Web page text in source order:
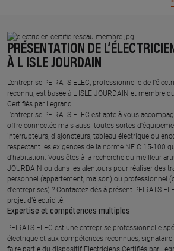
PRÉSENTATION DE
À L ISLE JOURDAIN
L’entreprise PEIRATS ELEC, professionnelle de
reconnu, est basée à L ISLE JOURDAIN et membre
Certifiés par Legrand.​
L’entreprise PEIRATS ELEC est apte à vous
offre connectée mais aussi toutes sortes
interrupteurs, disjoncteurs, tableau électrique ou
respectant les exigences de la norme NF C 15-100
d’habitation. Vous êtes à la recherche du meilleur
JOURDAIN ou dans les alentours pour réaliser des
personnel (appartement, maison) ou professionnel
d'entreprises) ? Contactez dès à présent PEIRATS
projet d’électricité.
Expertise et compétences multiples​
​PEIRATS ELEC est une entreprise professionnelle
électrique et aux compétences reconnues,
faire partie du dispositif Electriciens Certifiés par